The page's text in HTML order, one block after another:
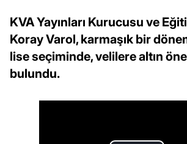
KVA Yayınları Kurucusu ve
Koray Varol, karmaşık bir
lise seçiminde, velilere altın
bulundu.